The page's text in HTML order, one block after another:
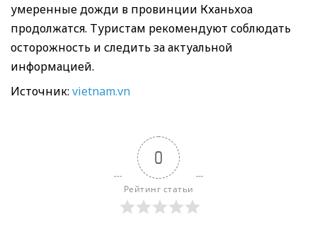
умеренные дожди в провинции Кханьхоа
продолжатся. Туристам рекомендуют соблюдать
осторожность и следить за актуальной
информацией.
Источник: vietnam.vn
0
Рейтинг статьи